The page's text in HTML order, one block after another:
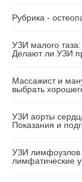
Рубрика -
УЗИ малого
Делают ли УЗИ
Массажист и
выбрать
УЗИ аорты
Показания и
УЗИ лимфоузлов
лимфатические